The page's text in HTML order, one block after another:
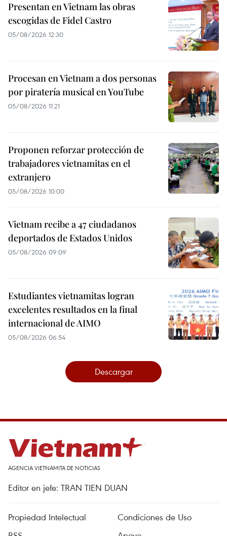
Presentan en Vietnam las obras
escogidas de Fidel Castro
05/08/2026 12:30
Procesan en Vietnam a dos personas
por piratería musical en YouTube
05/08/2026 11:21
Proponen reforzar protección de
trabajadores vietnamitas en el
extranjero
05/08/2026 10:00
Vietnam recibe a 47 ciudadanos
deportados de Estados Unidos
05/08/2026 09:09
Estudiantes vietnamitas logran
excelentes resultados en la final
internacional de AIMO
05/08/2026 06:54
Descargar
AGENCIA VIETNAMITA DE NOTICIAS
Editor en jefe: TRAN TIEN DUAN
Propiedad Intelectual
Condiciones de Uso